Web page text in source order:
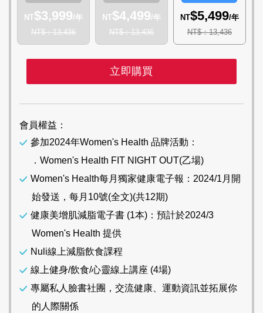
NT$3,999/年
NT$：13,436
NT$4,499/年
NT$：13,436
NT$5,499/年
NT$：13,436
立即購買
會員權益：
參加2024年Women's Health 品牌活動：
．Women's Health FIT NIGHT OUT(乙場)
Women's Health每月獨家健康電子報：2024/1月開
始發送，每月10號(全文)(共12期)
健康美增肌減脂電子書 (1本)：預計於2024/3
Women's Health 提供
Nuli線上減脂飲食課程
線上健身/飲食/心靈線上講座 (4場)
專屬私人臉書社團，交流健康、運動資訊並拓展你
的人際關係